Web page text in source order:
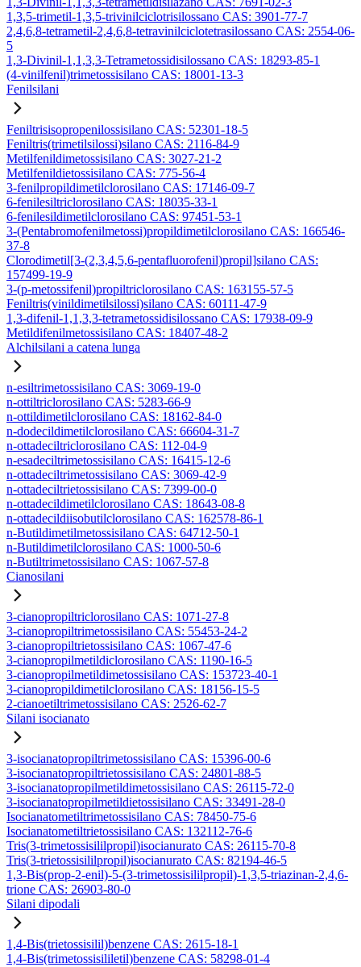
1,3,5-trimetil-1,3,5-trivinilciclotrisilossano CAS: 3901-77-7
2,4,6,8-tetrametil-2,4,6,8-tetravinilciclotetrasilossano CAS: 2554-06-
5
1,3-Divinil-1,1,3,3-Tetrametossidisilossano CAS: 18293-85-1
(4-vinilfenil)trimetossisilano CAS: 18001-13-3
Fenilsilani
Feniltrisisopropenilossisilano CAS: 52301-18-5
Feniltris(trimetilsilossi)silano CAS: 2116-84-9
Metilfenildimetossisilano CAS: 3027-21-2
Metilfenildietossisilano CAS: 775-56-4
3-fenilpropildimetilclorosilano CAS: 17146-09-7
6-fenilesiltriclorosilano CAS: 18035-33-1
6-fenilesildimetilclorosilano CAS: 97451-53-1
3-(Pentabromofenilmetossi)propildimetilclorosilano CAS: 166546-
37-8
Clorodimetil[3-(2,3,4,5,6-pentafluorofenil)propil]silano CAS:
157499-19-9
3-(p-metossifenil)propiltriclorosilano CAS: 163155-57-5
Feniltris(vinildimetilsilossi)silano CAS: 60111-47-9
1,3-difenil-1,1,3,3-tetrametossidisilossano CAS: 17938-09-9
Metildifenilmetossisilano CAS: 18407-48-2
Alchilsilani a catena lunga
n-esiltrimetossisilano CAS: 3069-19-0
n-ottiltriclorosilano CAS: 5283-66-9
n-ottildimetilclorosilano CAS: 18162-84-0
n-dodecildimetilclorosilano CAS: 66604-31-7
n-ottadeciltriclorosilano CAS: 112-04-9
n-esadeciltrimetossisilano CAS: 16415-12-6
n-ottadeciltrimetossisilano CAS: 3069-42-9
n-ottadeciltrietossisilano CAS: 7399-00-0
n-ottadecildimetilclorosilano CAS: 18643-08-8
n-ottadecildiisobutilclorosilano CAS: 162578-86-1
n-Butildimetilmetossisilano CAS: 64712-50-1
n-Butildimetilclorosilano CAS: 1000-50-6
n-Butiltrimetossisilano CAS: 1067-57-8
Cianosilani
3-cianopropiltriclorosilano CAS: 1071-27-8
3-cianopropiltrimetossisilano CAS: 55453-24-2
3-cianopropiltrietossisilano CAS: 1067-47-6
3-cianopropilmetildiclorosilano CAS: 1190-16-5
3-cianopropilmetildimetossisilano CAS: 153723-40-1
3-cianopropildimetilclorosilano CAS: 18156-15-5
2-cianoetiltrimetossisilano CAS: 2526-62-7
Silani isocianato
3-isocianatopropiltrimetossisilano CAS: 15396-00-6
3-isocianatopropiltrietossisilano CAS: 24801-88-5
3-isocianatopropilmetildimetossisilano CAS: 26115-72-0
3-isocianatopropilmetildietossisilano CAS: 33491-28-0
Isocianatometiltrimetossisilano CAS: 78450-75-6
Isocianatometiltrietossisilano CAS: 132112-76-6
Tris(3-trimetossisililpropil)isocianurato CAS: 26115-70-8
Tris(3-trietossisililpropil)isocianurato CAS: 82194-46-5
1,3-Bis(prop-2-enil)-5-(3-trimetossisililpropil)-1,3,5-triazinan-2,4,6-
trione CAS: 26903-80-0
Silani dipodali
1,4-Bis(trietossisilil)benzene CAS: 2615-18-1
1,4-Bis(trimetossisililetil)benzene CAS: 58298-01-4